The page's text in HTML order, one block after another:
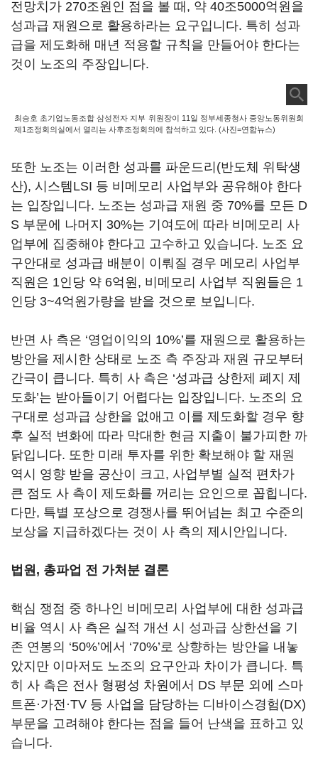
전망치가 270조원인 점을 볼 때 , 약 40조5000억원을
성과급 재원으로 활용하라는 요구입니다. 특히 성과
급을 제도화해 매년 적용할 규칙을 만들어야 한다는
것이 노조의 주장입니다.
최승호 초기업노동조합 삼성전자 지부 위원장이 11일 정부세종청사 중앙노동위원회
제1조정회의실에서 열리는 사후조정회의에 참석하고 있다. (사진=연합뉴스)
또한 노조는 이러한 성과를 파운드리 (반도체 위탁생
산), 시스템LSI 등 비메모리 사업부와 공유해야 한다
는 입장입니다. 노조는 성과급 재원 중 70%를 모든 D
S 부문에 나머지 30%는 기여도에 따라 비메모리 사
업부에 집중해야 한다고 고수하고 있습니다. 노조 요
구안대로 성과급 배분이 이뤄질 경우 메모리 사업부
직원은 1인당 약 6억원 , 비메모리 사업부 직원들은 1
인당 3~4억원가량을 받을 것으로 보입니다.
반면 사 측은 ‘영업이익의 10%’를 재원으로 활용하는
방안을 제시한 상태로 노조 측 주장과 재원 규모부터
간극이 큽니다. 특히 사 측은 ‘성과급 상한제 폐지 제
도화’는 받아들이기 어렵다는 입장입니다. 노조의 요
구대로 성과급 상한을 없애고 이를 제도화할 경우 향
후 실적 변화에 따라 막대한 현금 지출이 불가피한 까
닭입니다. 또한 미래 투자를 위한 확보해야 할 재원
역시 영향 받을 공산이 크고, 사업부별 실적 편차가
큰 점도 사 측이 제도화를 꺼리는 요인으로 꼽힙니다.
다만, 특별 포상으로 경쟁사를 뛰어넘는 최고 수준의
보상을 지급하겠다는 것이 사 측의 제시안입니다.
법원, 총파업 전 가처분 결론
핵심 쟁점 중 하나인 비메모리 사업부에 대한 성과급
비율 역시 사 측은 실적 개선 시 성과급 상한선을 기
존 연봉의 ‘50%’에서 ‘70%’로 상향하는 방안을 내놓
았지만 이마저도 노조의 요구안과 차이가 큽니다. 특
히 사 측은 전사 형평성 차원에서 DS 부문 외에 스마
트폰·가전·TV 등 사업을 담당하는 디바이스경험 (DX)
부문을 고려해야 한다는 점을 들어 난색을 표하고 있
습니다.